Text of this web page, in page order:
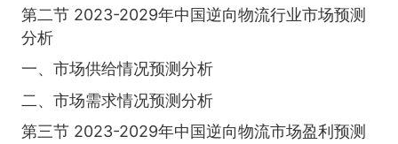
第二节 2023-2029年中国逆向物流行业市场预测
分析
一、市场供给情况预测分析
二、市场需求情况预测分析
第三节 2023-2029年中国逆向物流市场盈利预测